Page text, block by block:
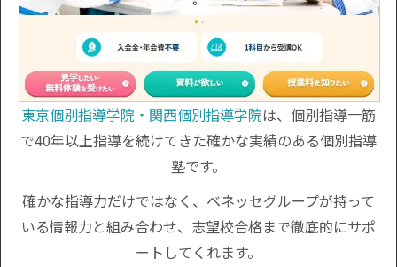
東京個別指導学院・関西個別指導学院は、個別指導一筋
で40年以上指導を続けてきた確かな実績のある個別指導
塾です。
確かな指導力だけではなく、ベネッセグループが持って
いる情報力と組み合わせ、志望校合格まで徹底的にサポ
ートしてくれます。